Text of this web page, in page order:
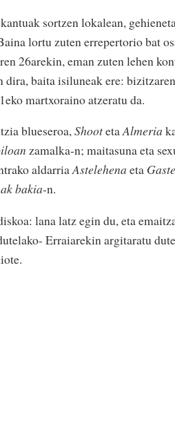
sortzen lokalean,
lortu zuten errepertorio bat
26arekin, eman zuten lehen
baita isiluneak ere:
martxoraino atzeratu da.
blueseroa,ShootetaAlmeria
zamalka-n; maitasuna eta
aldarriaAstelehena eta
bakia-n.
lana latz egin du, eta
Erraiarekin argitaratu